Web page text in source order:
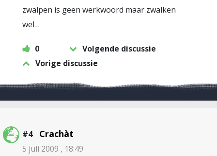
zwalpen is geen werkwoord maar zwalken
wel…
0
Volgende discussie
Vorige discussie
#4 Crachàt
5 juli 2009 , 18:49